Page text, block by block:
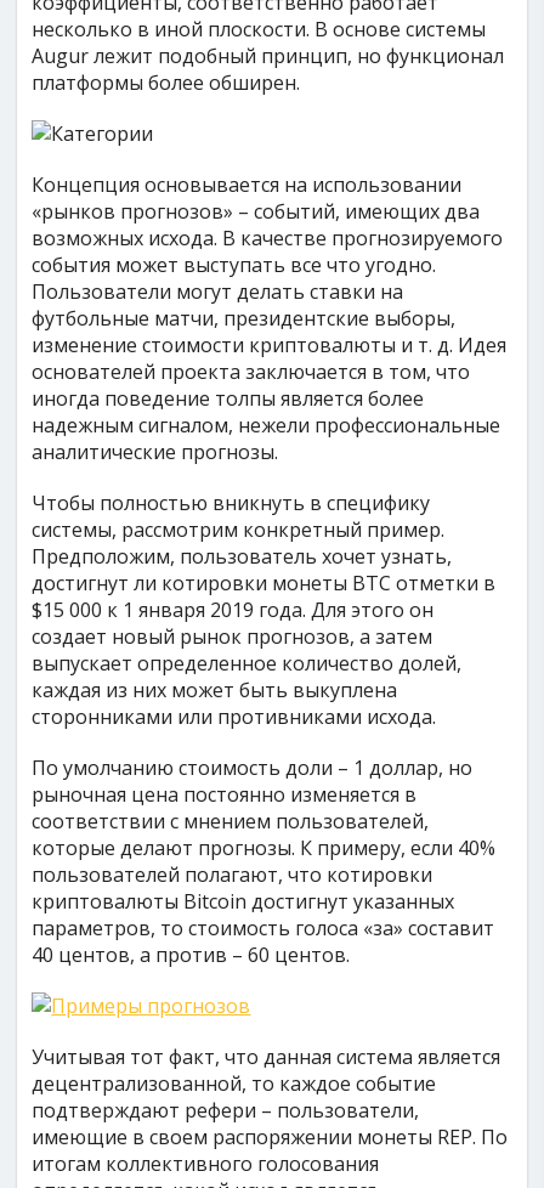
несколько в иной плоскости. В основе системы
Augur лежит подобный принцип, но функционал
платформы более обширен.
Концепция основывается на использовании
«рынков прогнозов» – событий, имеющих два
возможных исхода. В качестве прогнозируемого
события может выступать все что угодно.
Пользователи могут делать ставки на
футбольные матчи, президентские выборы,
изменение стоимости криптовалюты и т. д. Идея
основателей проекта заключается в том, что
иногда поведение толпы является более
надежным сигналом, нежели профессиональные
аналитические прогнозы.
Чтобы полностью вникнуть в специфику
системы, рассмотрим конкретный пример.
Предположим, пользователь хочет узнать,
достигнут ли котировки монеты BTC отметки в
$15 000 к 1 января 2019 года. Для этого он
создает новый рынок прогнозов, а затем
выпускает определенное количество долей,
каждая из них может быть выкуплена
сторонниками или противниками исхода.
По умолчанию стоимость доли – 1 доллар, но
рыночная цена постоянно изменяется в
соответствии с мнением пользователей,
которые делают прогнозы. К примеру, если 40%
пользователей полагают, что котировки
криптовалюты Bitcoin достигнут указанных
параметров, то стоимость голоса «за» составит
40 центов, а против – 60 центов.
Учитывая тот факт, что данная система является
децентрализованной, то каждое событие
подтверждают рефери – пользователи,
имеющие в своем распоряжении монеты REP. По
итогам коллективного голосования